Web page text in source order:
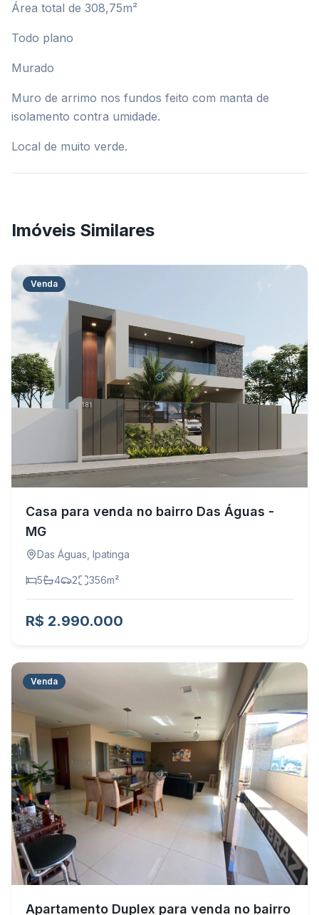
Área total de 308,75m²
Todo plano
Murado
Muro de arrimo nos fundos feito com manta de
isolamento contra umidade.
Local de muito verde.
Imóveis Similares
Venda
Casa para venda no bairro Das Águas -
MG
Das Águas Ipatinga
5 4 2 356m²
R$ 2.990.000
Venda
Apartamento Duplex para venda no bairro